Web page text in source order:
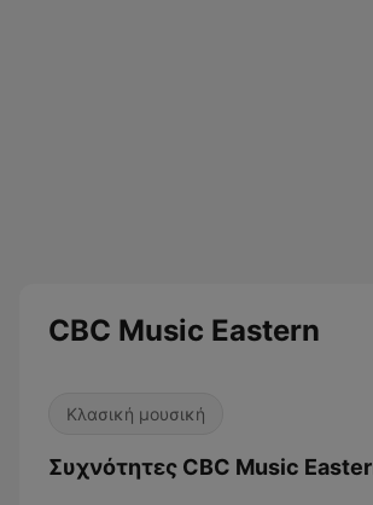
CBC Music Eastern
Κλασική μουσική
Συχνότητες CBC Music